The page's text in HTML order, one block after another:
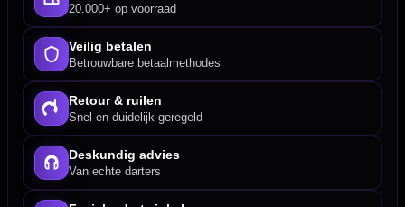
20.000+ op voorraad
Veilig betalen
Betrouwbare betaalmethodes
Retour & ruilen
Snel en duidelijk geregeld
Deskundig advies
Van echte darters